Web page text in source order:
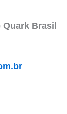
Brasil